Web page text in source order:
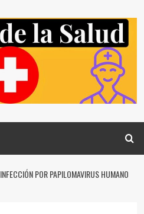
INFECCIÓN POR PAPILOMAVIRUS HUMANO